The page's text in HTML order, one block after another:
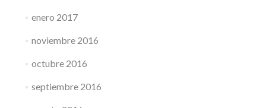
enero 2017
noviembre 2016
octubre 2016
septiembre 2016